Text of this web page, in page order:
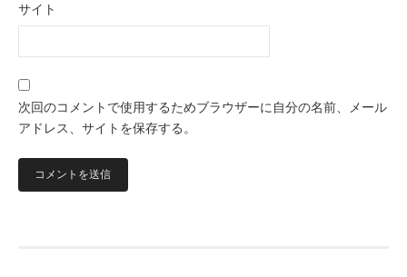
サイト
次回のコメントで使用するためブラウザーに自分の名前、メール
アドレス、サイトを保存する。